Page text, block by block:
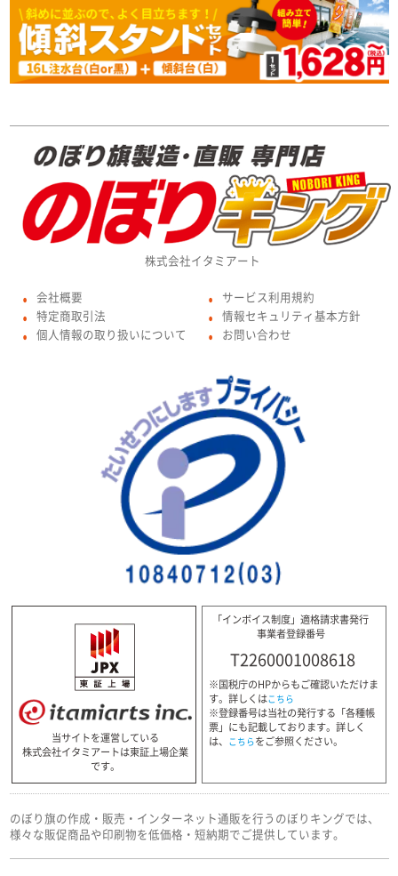
株式会社イタミアート
● 会社概要
● 特定商取引法
● 個人情報の取り扱いについて
● サービス利用規約
● 情報セキュリティ基本方針
● お問い合わせ
当サイトを運営している
株式会社イタミアートは東証上場企業
です。
「インボイス制度」適格請求書発行
事業者登録番号
T2260001008618
※国税庁のHPからもご確認いただけま
す。詳しくはこちら
※登録番号は当社の発行する「各種帳
票」にも記載しております。詳しく
は、 こちらをご参照ください。
のぼり旗の作成・販売・インターネット通販を行うのぼりキングでは、
様々な販促商品や印刷物を低価格・短納期でご提供しています。